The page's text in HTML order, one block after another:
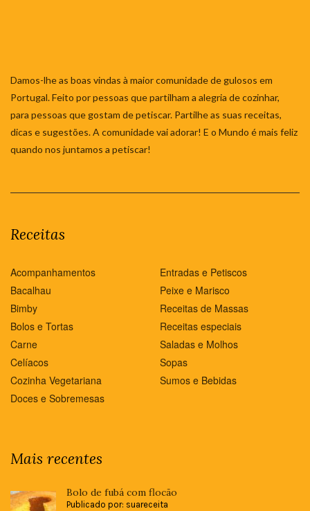
Damos-lhe as boas vindas à maior comunidade de gulosos em
Portugal. Feito por pessoas que partilham a alegria de cozinhar,
para pessoas que gostam de petiscar. Partilhe as suas receitas,
dicas e sugestões. A comunidade vai adorar! E o Mundo é mais feliz
quando nos juntamos a petiscar!
Receitas
Acompanhamentos
Bacalhau
Bimby
Bolos e Tortas
Carne
Celíacos
Cozinha Vegetariana
Doces e Sobremesas
Entradas e Petiscos
Peixe e Marisco
Receitas de Massas
Receitas especiais
Saladas e Molhos
Sopas
Sumos e Bebidas
Mais recentes
Bolo de fubá com flocão
Publicado por: suareceita